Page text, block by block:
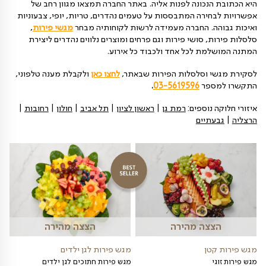
בפני עצמה וסביר מאד שתפתיע ותשמח את המקבלים
ומקצועי השומר על
בתנאים אידאליים
הם נמצאים בקירור ובתנאים אידיאליים, השומרים
הנסיעה. הם טריים מאד ואיכותיים וגם מושקעים מאד
מגש או סלסלת פירות מעוצבת גם יין טוב או שוקולד איכותי
אחרת שתתאים. השילובים בין הפירות השונים נהדרים
מושלמת של טעמים טובים. מתוק וגם חמוץ, פירות
קשים יותר. פירות עם קליפה וכאלה ללא… יש לא מעט